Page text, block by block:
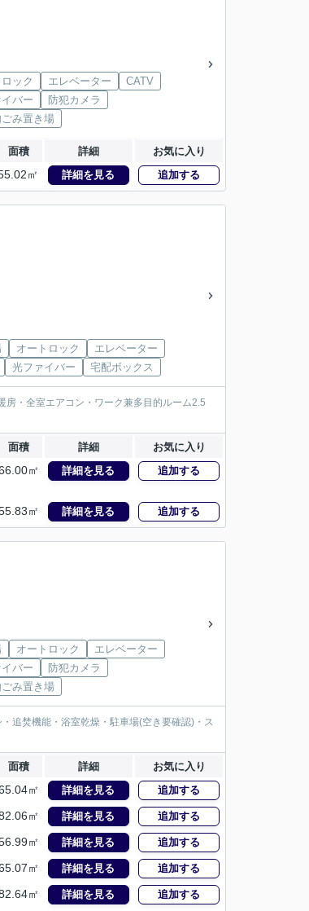
ック エレベーター
CATV
バー
防犯カメラ
み置き場
面積 詳細 お気に入り
㎡ 詳細を見る 追加する
オートロック
エレベーター
光ファイバー 宅配ボックス
・全室エアコン・ワーク兼多目的ルーム2.5
面積 詳細 お気に入り
㎡ 詳細を見る 追加する
㎡ 詳細を見る 追加する
オートロック
エレベーター
バー
防犯カメラ
み置き場
追焚機能・浴室乾燥・駐車場(空き要確認)・ス
面積 詳細 お気に入り
㎡ 詳細を見る 追加する
㎡ 詳細を見る 追加する
㎡ 詳細を見る 追加する
㎡ 詳細を見る 追加する
㎡ 詳細を見る 追加する